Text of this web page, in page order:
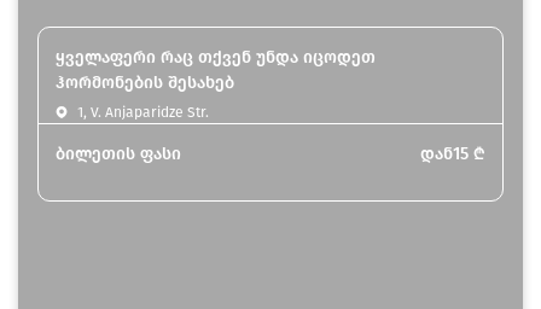
ყველაფერი რაც თქვენ უნდა იცოდეთ
ჰორმონების შესახებ
1, V. Anjaparidze Str.
ბილეთის ფასი დან15 ₾